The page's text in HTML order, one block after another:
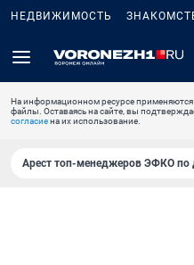
НЕДВИЖИМОСТЬ
На информационном ресурсе применяются
файлы. Оставаясь на сайте, вы
согласиена их использование.
Арест топ-менеджеров ЭФКО по